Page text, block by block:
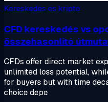
Kereskedés és kripto
CFD kereskedés vs
összehasonlító
CFDs offer direct market
unlimited loss potential,
for buyers but with time
choice depe